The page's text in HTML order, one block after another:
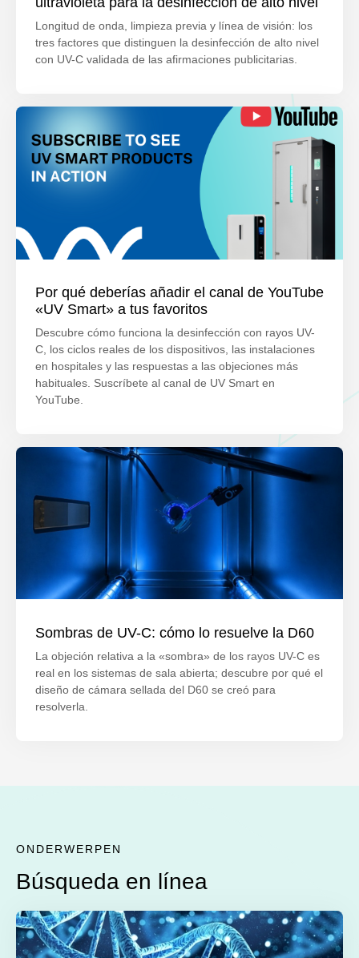
Longitud de onda, limpieza previa y línea de visión: los
tres factores que distinguen la desinfección de alto nivel
con UV-C validada de las afirmaciones publicitarias.
Por qué deberías añadir el canal de YouTube
«UV Smart» a tus favoritos
Descubre cómo funciona la desinfección con rayos UV-
C, los ciclos reales de los dispositivos, las instalaciones
en hospitales y las respuestas a las objeciones más
habituales. Suscríbete al canal de UV Smart en
YouTube.
Sombras de UV-C: cómo lo resuelve la D60
La objeción relativa a la «sombra» de los rayos UV-C es
real en los sistemas de sala abierta; descubre por qué el
diseño de cámara sellada del D60 se creó para
resolverla.
ONDERWERPEN
Búsqueda en línea